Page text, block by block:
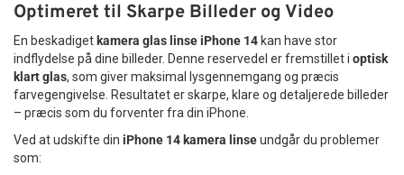
Optimeret til Skarpe Billeder og Video
En beskadiget kamera glas linse iPhone 14 kan have stor
indflydelse på dine billeder. Denne reservedel er fremstillet i optisk
klart glas, som giver maksimal lysgennemgang og præcis
farvegengivelse. Resultatet er skarpe, klare og detaljerede billeder
– præcis som du forventer fra din iPhone.
Ved at udskifte din iPhone 14 kamera linseundgår du problemer
som: